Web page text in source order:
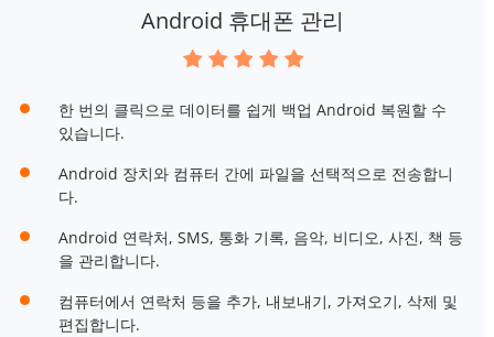
Android 휴대폰 관리
한 번의 클릭으로 데이터를 쉽게 백업 Android 복원할 수
있습니다.
Android 장치와 컴퓨터 간에 파일을 선택적으로 전송합니
다.
Android 연락처, SMS, 통화 기록, 음악, 비디오, 사진, 책 등
을 관리합니다.
컴퓨터에서 연락처 등을 추가, 내보내기, 가져오기, 삭제 및
편집합니다.